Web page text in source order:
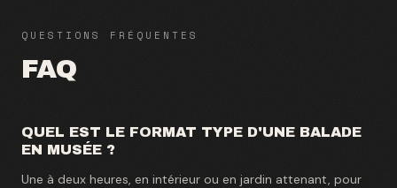
QUESTIONS FRÉQUENTES
FAQ
QUEL EST LE FORMAT TYPE D'UNE BALADE
EN MUSÉE ?
Une à deux heures, en intérieur ou en jardin attenant, pour